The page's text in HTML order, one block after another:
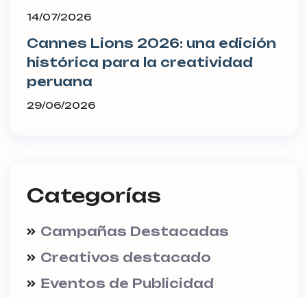
14/07/2026
Cannes Lions 2026: una edición
histórica para la creatividad
peruana
29/06/2026
Categorías
Campañas Destacadas
Creativos destacado
Eventos de Publicidad